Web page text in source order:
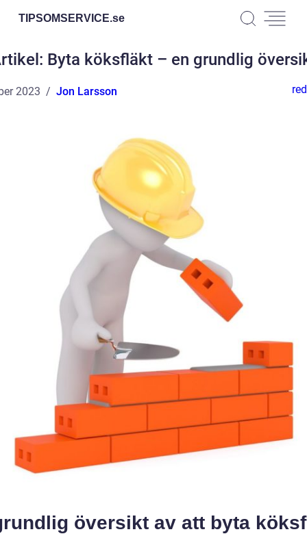
TIPSOMSERVICE.se
Byta köksfläkt – en grundlig
2023 Jon Larsson
översikt av att byta